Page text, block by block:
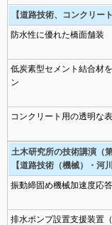
【道路技術、コンクリー
防水性に優れた橋面舗装
低炭素型セメント結合材
ン
コンクリート用の透明な
土木研究所の技術講演（
【道路技術（機械）・河
振動締固め機械加速度応
排水ポンプ設置支援装置（